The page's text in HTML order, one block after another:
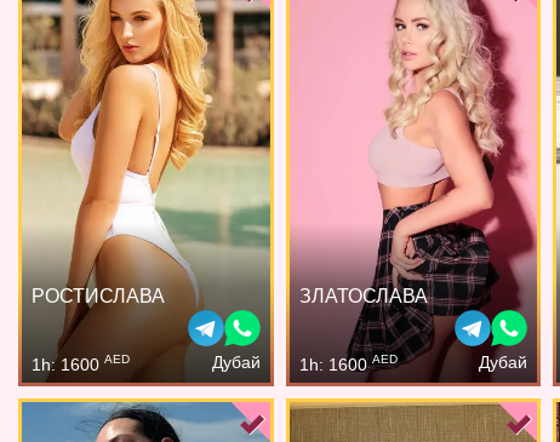
РОСТИСЛАВА
1h: 1600 AED Дубай
ЗЛАТОСЛАВА
1h: 1600AED Дубай